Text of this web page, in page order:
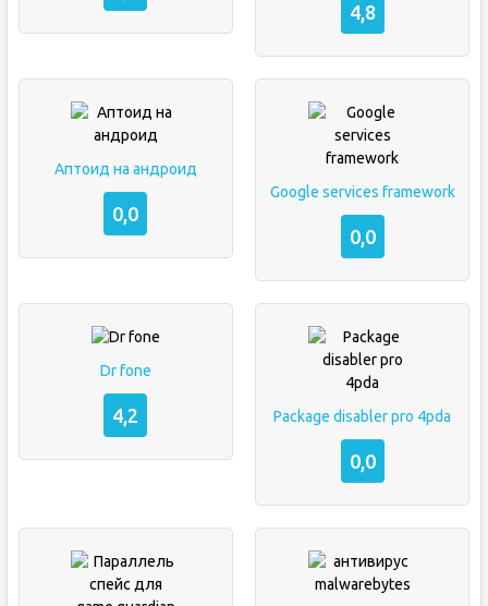
4,8
Аптоид на андроид
0,0
Google services framework
0,0
Dr fone
4,2 Package disabler pro 4pda
0,0